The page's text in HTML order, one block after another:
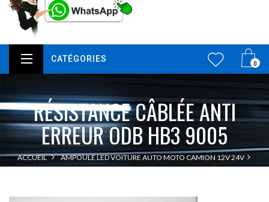
0
CATÉGORIES
RÉSISTANCE CÂBLÉE ANTI
ERREUR ODB HB3 9005
ACCUEIL
AMPOULE LED VOITURE AUTO MOTO CAMION 12V 24V